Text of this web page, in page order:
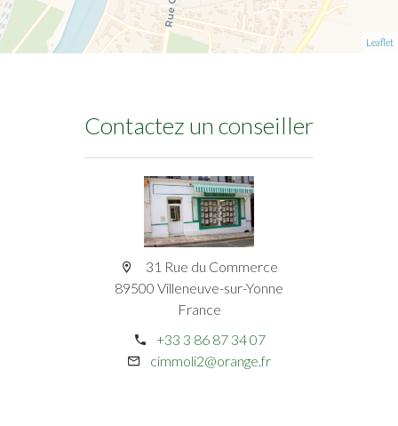
Leaflet
Contactez un conseiller
31 Rue du Commerce
89500 Villeneuve-sur-Yonne
France
+33 3 86 87 34 07
cimmoli2@orange.fr